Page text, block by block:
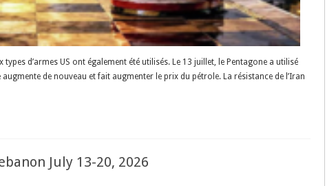
d’armes US ont également été utilisés. Le 13 juillet, le Pentagone a utilisé
de nouveau et fait augmenter le prix du pétrole. La résistance de l’Iran
July 13-20, 2026